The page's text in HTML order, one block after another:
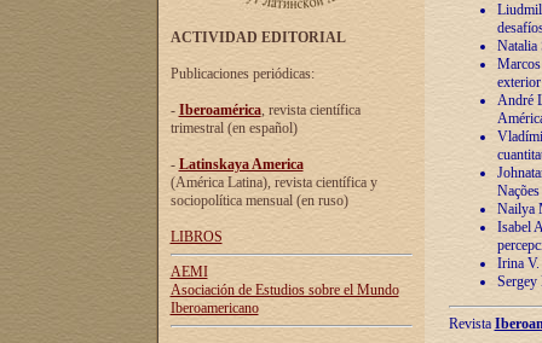
ACTIVIDAD EDITORIAL
Publicaciones periódicas:
- Iberoamérica, revista científica
trimestral (en español)
- Latinskaya America
(América Latina), revista científica y
sociopolítica mensual (en ruso)
LIBROS
AEMI
Asociación de Estudios sobre el Mundo
Iberoamericano
Natalia
André
Nailya
Isabel
Irina V.
Sergey
Revista